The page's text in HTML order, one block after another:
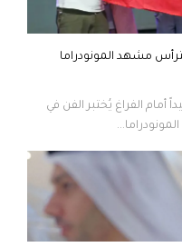
مشهد المونودراما
الفراغ يُختبر الفن في